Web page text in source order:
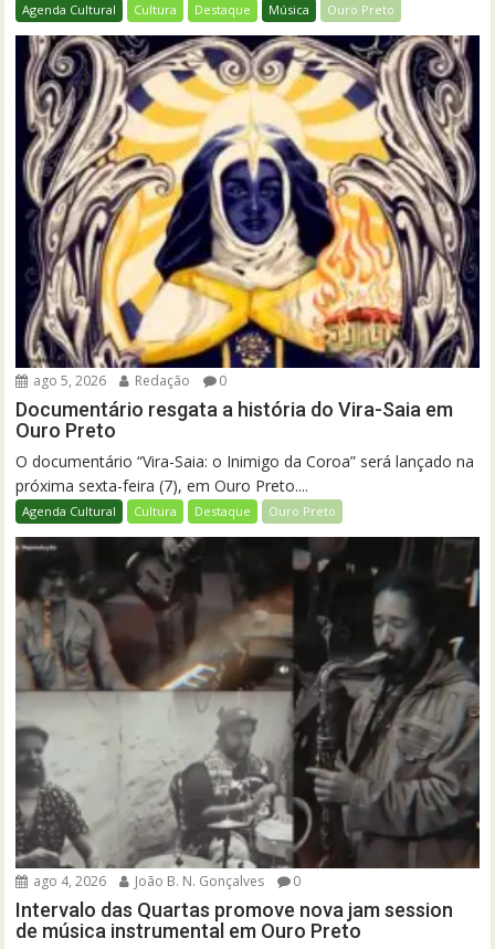
Agenda Cultural Cultura Destaque Música Ouro Preto
ago 5, 2026 Redação 0
Documentário resgata a história do Vira-Saia em
Ouro Preto
O documentário “Vira-Saia: o Inimigo da Coroa” será lançado na
próxima sexta-feira (7), em Ouro Preto....
Agenda Cultural Cultura Destaque Ouro Preto
ago 4, 2026 João B. N. Gonçalves 0
Intervalo das Quartas promove nova jam session
de música instrumental em Ouro Preto